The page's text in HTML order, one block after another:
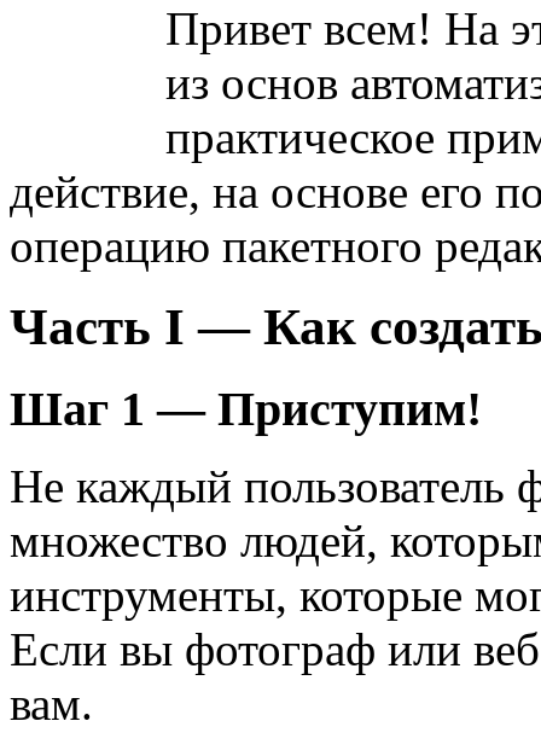
Привет всем! На
из основ
практическое
действие, на основе его
операцию пакетного
Часть I — Как
Шаг 1 — Приступим!
Не каждый
множество людей,
инструменты, которые
Если вы фотограф или
вам.